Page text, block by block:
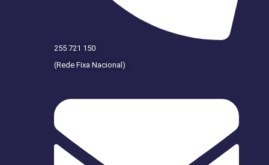
255 721 150
(Rede Fixa Nacional)